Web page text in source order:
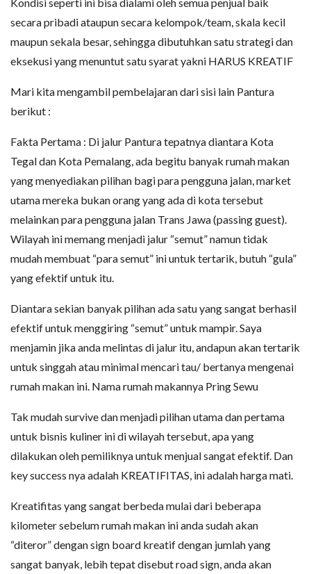
secara pribadi ataupun secara kelompok/team, skala kecil
maupun sekala besar, sehingga dibutuhkan satu strategi dan
eksekusi yang menuntut satu syarat yakni HARUS KREATIF
Mari kita mengambil pembelajaran dari sisi lain Pantura
berikut :
Fakta Pertama : Di jalur Pantura tepatnya diantara Kota
Tegal dan Kota Pemalang, ada begitu banyak rumah makan
yang menyediakan pilihan bagi para pengguna jalan, market
utama mereka bukan orang yang ada di kota tersebut
melainkan para pengguna jalan Trans Jawa (passing guest).
Wilayah ini memang menjadi jalur “semut” namun tidak
mudah membuat “para semut” ini untuk tertarik, butuh “gula”
yang efektif untuk itu.
Diantara sekian banyak pilihan ada satu yang sangat berhasil
efektif untuk menggiring “semut” untuk mampir. Saya
menjamin jika anda melintas di jalur itu, andapun akan tertarik
untuk singgah atau minimal mencari tau/ bertanya mengenai
rumah makan ini. Nama rumah makannya Pring Sewu
Tak mudah survive dan menjadi pilihan utama dan pertama
untuk bisnis kuliner ini di wilayah tersebut, apa yang
dilakukan oleh pemiliknya untuk menjual sangat efektif. Dan
key success nya adalah KREATIFITAS, ini adalah harga mati.
Kreatifitas yang sangat berbeda mulai dari beberapa
kilometer sebelum rumah makan ini anda sudah akan
“diteror” dengan sign board kreatif dengan jumlah yang
sangat banyak, lebih tepat disebut road sign, anda akan